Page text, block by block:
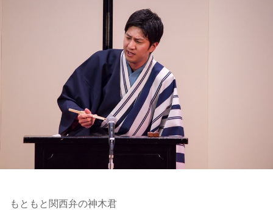
もともと関西弁の神木君